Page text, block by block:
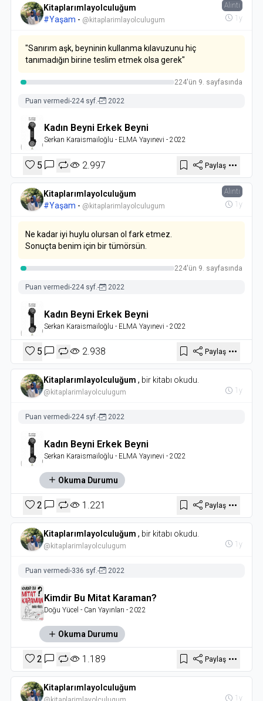
Kitaplarımlayolculuğum
#Yaşam - @kitaplarimlayolculugum
Alıntı
1y
"Sanırım aşk, beyninin kullanma kılavuzunu hiç
tanımadığın birine teslim etmek olsa gerek"
224'ün 9. sayfasında
Puan vermedi-224 syf. - 2022
Kadın Beyni Erkek Beyni
Serkan Karaismailoğlu - ELMA Yayınevi - 2022
5 2.997 Paylaş
Kitaplarımlayolculuğum
#Yaşam - @kitaplarimlayolculugum
Alıntı
1y
Ne kadar iyi huylu olursan ol fark etmez.
Sonuçta benim için bir tümörsün.
224'ün 9. sayfasında
Puan vermedi-224 syf.- 2022
Kadın Beyni Erkek Beyni
Serkan Karaismailoğlu - ELMA Yayınevi - 2022
5 2.938 Paylaş
Kitaplarımlayolculuğum , bir kitabı okudu.
@kitaplarimlayolculugum 1y
Puan vermedi-224 syf.- 2022
Kadın Beyni Erkek Beyni
Serkan Karaismailoğlu - ELMA Yayınevi - 2022
Okuma Durumu
2 1.221 Paylaş
Kitaplarımlayolculuğum , bir kitabı okudu.
@kitaplarimlayolculugum 1y
Puan vermedi-336 syf. - 2022
Kimdir Bu Mitat Karaman?
Doğu Yücel - Can Yayınları - 2022
Okuma Durumu
2 1.189 Paylaş
Kitaplarımlayolculuğum
1y